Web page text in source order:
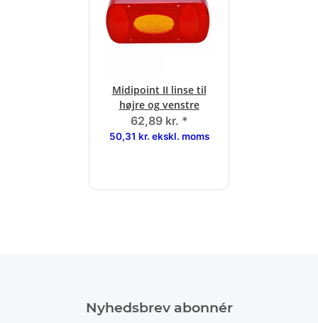
Midipoint II linse til
højre og venstre
62,89 kr. *
50,31 kr. ekskl. moms
Nyhedsbrev abonnér